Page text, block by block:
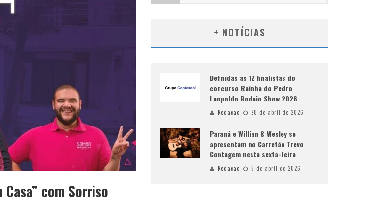
com Sorriso
+ NOTÍCIAS
Definidas as 12 finalistas do
concurso Rainha do Pedro
Leopoldo Rodeio Show 2026
Redacao 20 de abril de 2026
Paraná e Willian & Wesley se
apresentam no Carretão Trevo
Contagem nesta sexta-feira
Redacao 6 de abril de 2026